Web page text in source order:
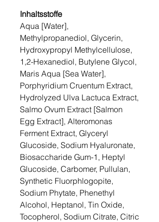
Inhaltsstoffe
Aqua [Water],
Methylpropanediol, Glycerin,
Hydroxypropyl Methylcellulose,
1,2-Hexanediol, Butylene Glycol,
Maris Aqua [Sea Water],
Porphyridium Cruentum Extract,
Hydrolyzed Ulva Lactuca Extract,
Salmo Ovum Extract [Salmon
Egg Extract], Alteromonas
Ferment Extract, Glyceryl
Glucoside, Sodium Hyaluronate,
Biosaccharide Gum-1, Heptyl
Glucoside, Carbomer, Pullulan,
Synthetic Fluorphlogopite,
Sodium Phytate, Phenethyl
Alcohol, Heptanol, Tin Oxide,
Tocopherol, Sodium Citrate, Citric